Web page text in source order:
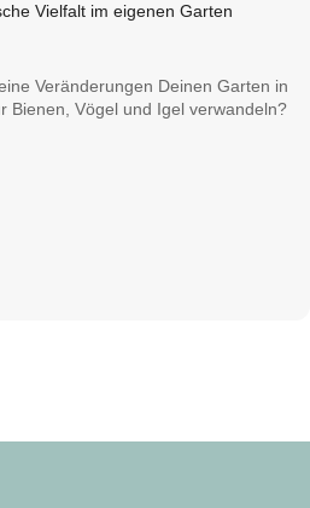
Vielfalt im eigenen Garten
Veränderungen Deinen Garten in
Bienen, Vögel und Igel verwandeln?